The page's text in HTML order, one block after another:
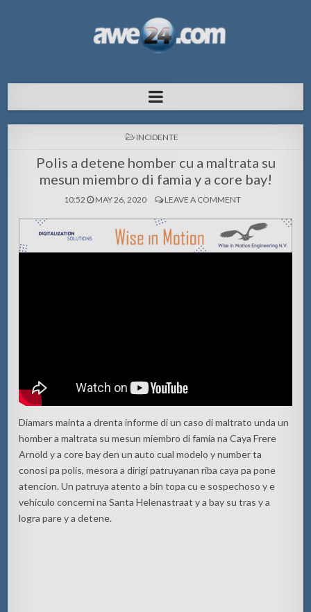
pa Aruba
POSTED
INCIDENTE
Polis a detene homber cu a maltrata su
mesun miembro di famia y a core bay!
10:52 MAY 26, 2020 LEAVE A COMMENT
Diamars mainta a drenta informe di un caso di maltrato unda un
homber a maltrata su mesun miembro di famia na Caya Frere
Arnold y a core bay den un auto cual modelo y number ta
conosi pa polis, mesora a dirigi patruyanan riba caya pa pone
atencion. Un patruya atento a bin topa cu e sospechoso y e
vehiculo concerni na Santa Helenastraat y a bay su tras y a
logra pare y a detene.